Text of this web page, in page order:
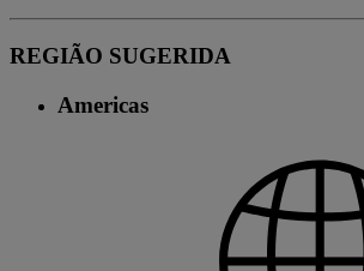
REGIÃO SUGERIDA
Americas